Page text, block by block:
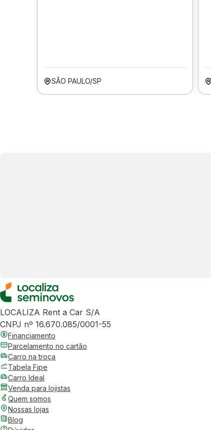
SÃO PAULO/SP
LOCALIZA Rent a Car S/A
CNPJ nº 16.670.085/0001-55
Financiamento
Parcelamento no cartão
Carro na troca
Tabela Fipe
Carro Ideal
Venda para lojistas
Quem somos
Nossas lojas
Blog